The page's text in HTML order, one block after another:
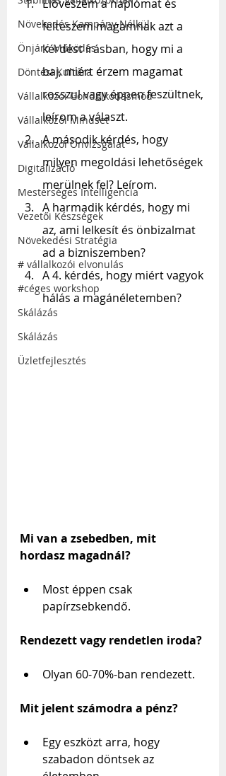
Növekedés Kampány Nélkül
Önjáró Működés
Döntési Kultúra
Vállalkozói Gondolkodásmód
Vállalkozói Mindset
Vállalkozói Önvizsgálat
Digitalizáció
Mesterséges Intelligencia
Vezetői Készségek
Növekedési Stratégia
# vállalkozói elvonulás
#céges workshop
Skálázás
Skálázás
Üzletfejlesztés
Előveszem a naplómat és
felteszem magamnak azt a
kérdést írásban, hogy mi a
baj, miért érzem magamat
rosszul vagy éppen feszültnek,
leírom a választ.
A második kérdés, hogy
milyen megoldási lehetőségek
merülnek fel? Leírom.
A harmadik kérdés, hogy mi
az, ami lelkesít és önbizalmat
ad a bizniszemben?
A 4. kérdés, hogy miért vagyok
hálás a magánéletemben?
Mi van a zsebedben, mit
hordasz magadnál?
Most éppen csak
papírzsebkendő.
Rendezett vagy rendetlen iroda?
Olyan 60-70%-ban rendezett.
Mit jelent számodra a pénz?
Egy eszközt arra, hogy
szabadon döntsek az